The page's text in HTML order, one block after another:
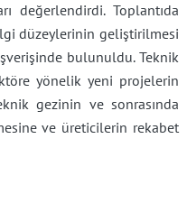
değerlendirdi. Toplantıda
düzeylerinin geliştirilmesi
bulunuldu. Teknik
yönelik yeni projelerin
gezinin ve sonrasında
ve üreticilerin rekabet